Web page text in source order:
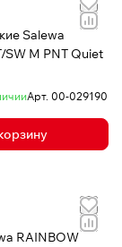
Salewa
SW M PNT Quiet
Арт. 00-029190
RAINBOW